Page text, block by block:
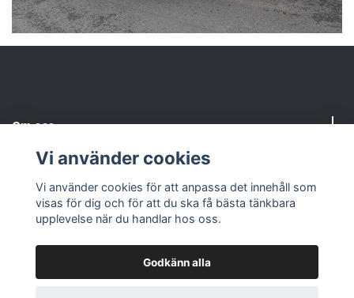
Om oss
Kundtjänst
Sociala medier
Vi använder cookies
Vi använder cookies för att anpassa det innehåll som
visas för dig och för att du ska få bästa tänkbara
upplevelse när du handlar hos oss.
Godkänn alla